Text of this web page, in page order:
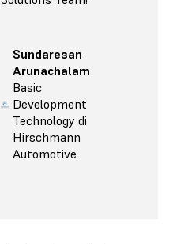
Sundaresan
Arunachalam
Basic
Development
Technology di
Hirschmann
Automotive